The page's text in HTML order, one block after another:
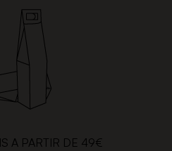
A PARTIR DE 49€